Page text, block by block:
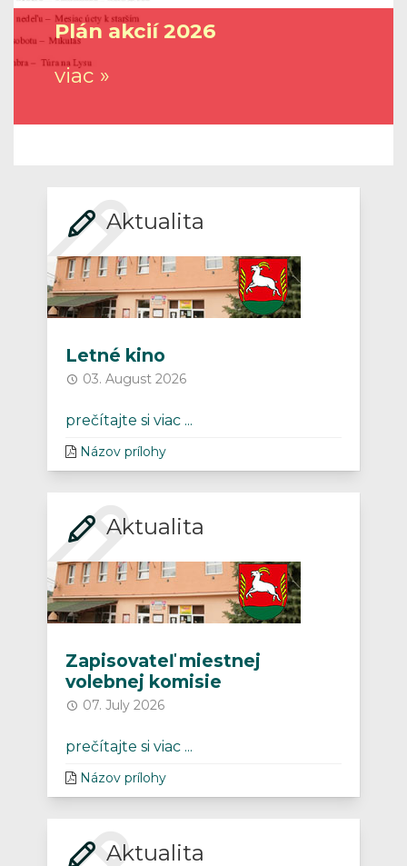
Plán akcií 2026
viac »
Aktualita
Letné kino
03. August 2026
prečítajte si viac ...
Názov prílohy
Aktualita
Zapisovateľ miestnej
volebnej komisie
07. July 2026
prečítajte si viac ...
Názov prílohy
Aktualita